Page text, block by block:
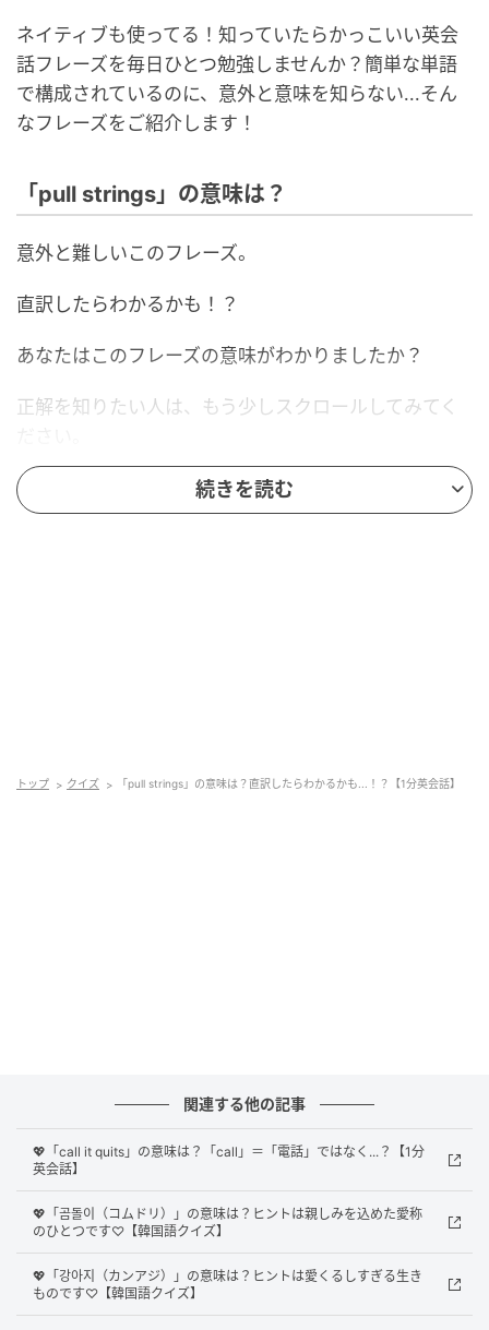
ネイティブも使ってる！知っていたらかっこいい英会
話フレーズを毎日ひとつ勉強しませんか？簡単な単語
で構成されているのに、意外と意味を知らない...そん
なフレーズをご紹介します！
「pull strings」の意味は？
意外と難しいこのフレーズ。
直訳したらわかるかも！？
あなたはこのフレーズの意味がわかりましたか？
正解を知りたい人は、もう少しスクロールしてみてく
使われることもありますよ。
「Mr. Hernandez pulled some strings and got us
anextension!」
（ヘルナンデスさんが裏で口利きしてくれて期限の延
長をゲットしてくれたんだよ）
あなたはわかりましたか？
続きを読む
トップ クイズ 「pull strings」の意味は？直訳したらわかるかも...！？【1分英会話】
関連する他の記事
💖「call it quits」の意味は？「call」＝「電話」ではなく...？【1分
英会話】
💖「곰돌이（コムドリ）」の意味は？ヒントは親しみを込めた愛称
のひとつです♡【韓国語クイズ】
💖「강아지（カンアジ）」の意味は？ヒントは愛くるしすぎる生き
ものです♡【韓国語クイズ】